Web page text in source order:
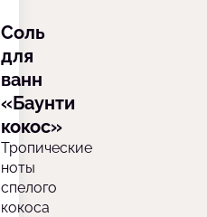
Соль
для
ванн
«Баунти
кокос»
Тропические
ноты
спелого
кокоса